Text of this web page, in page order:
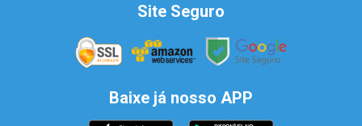
Site Seguro
Baixe já nosso APP